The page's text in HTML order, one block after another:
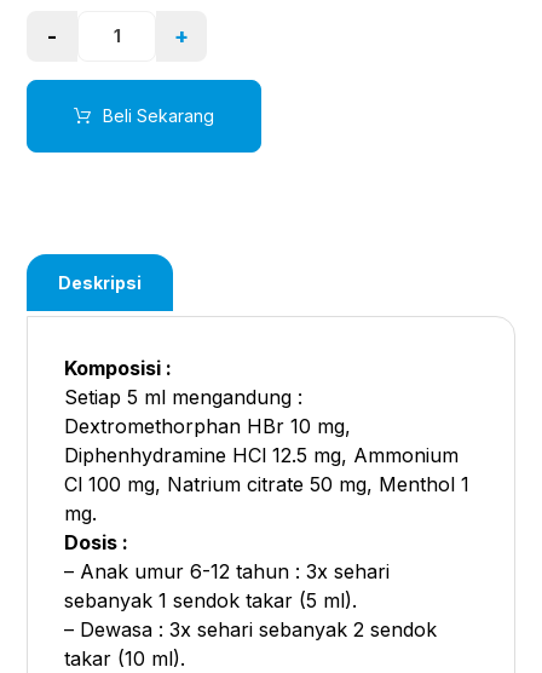
- +
Beli Sekarang
Deskripsi
Komposisi :
Setiap 5 ml mengandung :
Dextromethorphan HBr 10 mg,
Diphenhydramine HCl 12.5 mg, Ammonium
Cl 100 mg, Natrium citrate 50 mg, Menthol 1
mg.
Dosis :
– Anak umur 6-12 tahun : 3x sehari
sebanyak 1 sendok takar (5 ml).
– Dewasa : 3x sehari sebanyak 2 sendok
takar (10 ml).